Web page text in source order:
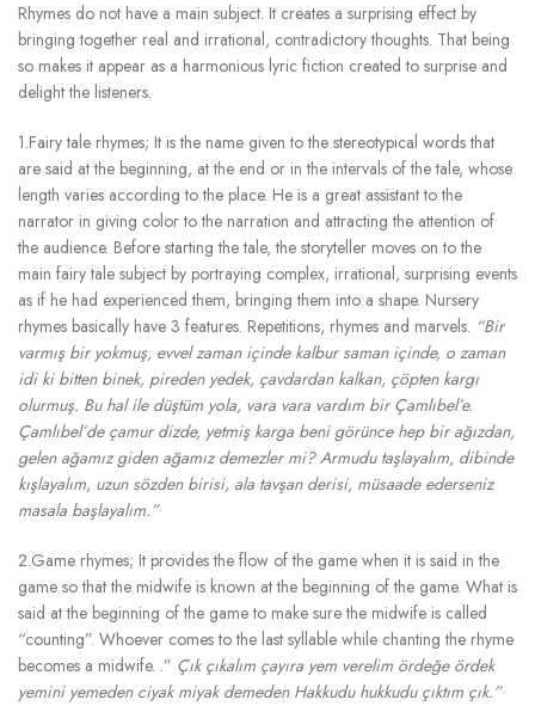
Rhymes do not have a main subject. It creates a surprising effect by
bringing together real and irrational, contradictory thoughts. That being
so makes it appear as a harmonious lyric fiction created to surprise and
delight the listeners.
1.Fairy tale rhymes; It is the name given to the stereotypical words that
are said at the beginning, at the end or in the intervals of the tale, whose
length varies according to the place. He is a great assistant to the
narrator in giving color to the narration and attracting the attention of
the audience. Before starting the tale, the storyteller moves on to the
main fairy tale subject by portraying complex, irrational, surprising events
as if he had experienced them, bringing them into a shape. Nursery
rhymes basically have 3 features. Repetitions, rhymes and marvels. “Bir
varmış bir yokmuş, evvel zaman içinde kalbur saman içinde, o zaman
idi ki bitten binek, pireden yedek, çavdardan kalkan, çöpten kargı
olurmuş. Bu hal ile düştüm yola, vara vara vardım bir Çamlıbel’e.
Çamlıbel’de çamur dizde, yetmiş karga beni görünce hep bir ağızdan,
gelen ağamız giden ağamız demezler mi? Armudu taşlayalım, dibinde
kışlayalım, uzun sözden birisi, ala tavşan derisi, müsaade ederseniz
masala başlayalım.”
2.Game rhymes; It provides the flow of the game when it is said in the
game so that the midwife is known at the beginning of the game. What is
said at the beginning of the game to make sure the midwife is called
“counting”. Whoever comes to the last syllable while chanting the rhyme
becomes a midwife. .” Çık çıkalım çayıra yem verelim ördeğe ördek
yemini yemeden ciyak miyak demeden Hakkudu hukkudu çıktım çık.”